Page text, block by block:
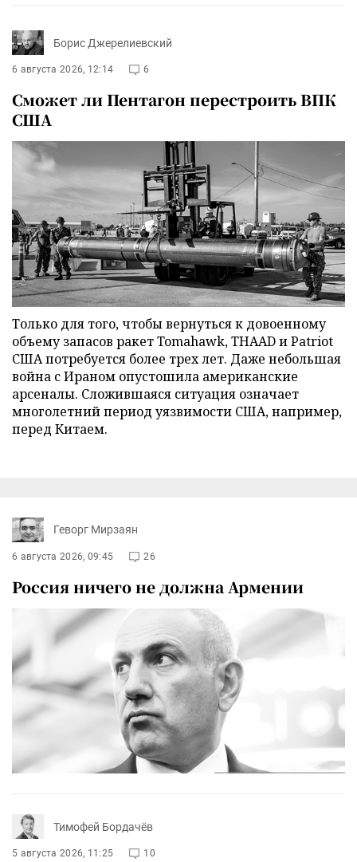
Борис Джерелиевский
6 августа 2026, 12:14 6
Сможет ли Пентагон перестроить ВПК
США
Только для того, чтобы вернуться к довоенному
объему запасов ракет Tomahawk, THAAD и Patriot
США потребуется более трех лет. Даже небольшая
война с Ираном опустошила американские
арсеналы. Сложившаяся ситуация означает
многолетний период уязвимости США, например,
перед Китаем.
Геворг Мирзаян
6 августа 2026, 09:45 26
Россия ничего не должна Армении
Тимофей Бордачёв
5 августа 2026, 11:25 10